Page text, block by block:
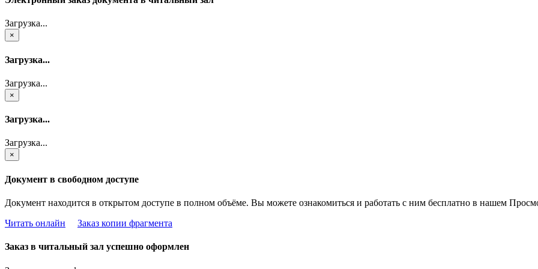
Загрузка...
×
Загрузка...
Загрузка...
×
Загрузка...
Загрузка...
×
Документ в свободном доступе
Документ находится в открытом доступе в полном объёме. Вы можете ознакомиться и работать с ним бесплатно в нашем
Читать онлайн
Заказ копии фрагмента
Заказ в читальный зал успешно оформлен